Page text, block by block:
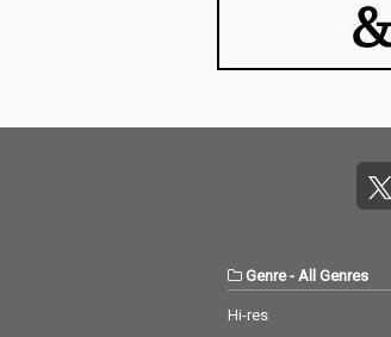
960年代洋楽を代表す
るゴールデンヒットが
ザ・ロネッツなど、昭
青春の名曲が並び、ポ
ップス、ソウル、ロッ
ます。時代背景ととも
に蘇るメロディは、世
Genre- All Genres
Hi-res